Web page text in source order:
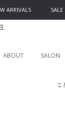
ARRIVALS SALE
ABOUT SALON